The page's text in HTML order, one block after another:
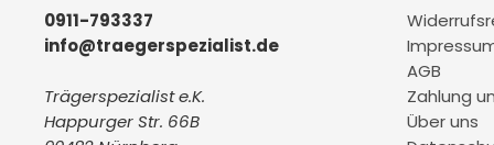
0911-793337
info@traegerspezialist.de
Trägerspezialist e.K.
Happurger Str. 66B
AGB
Zahlung
Über uns